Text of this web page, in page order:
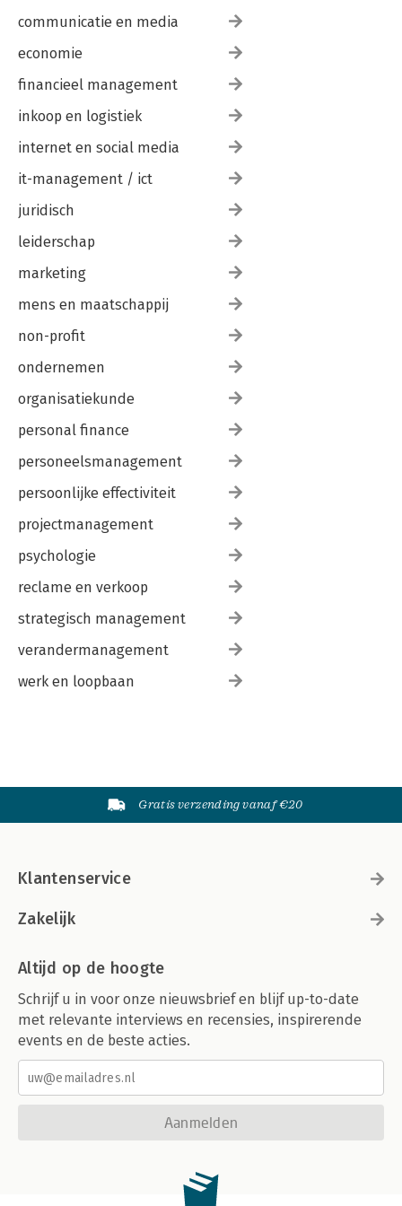
Samenvatting 359
Begrippenlijst 364
Antwoorden tussenvragen 379
Internet 389
Afkortingenlijst 391
Register 393
communicatie en media
economie
financieel management
inkoop en logistiek
internet en social media
it-management / ict
juridisch
leiderschap
marketing
mens en maatschappij
non-profit
ondernemen
organisatiekunde
personal finance
personeelsmanagement
persoonlijke effectiviteit
projectmanagement
psychologie
reclame en verkoop
strategisch management
verandermanagement
werk en loopbaan
Gratis verzending vanaf €20
Klantenservice
Zakelijk
Altijd op de hoogte
Schrijf u in voor onze nieuwsbrief en blijf up-to-date
met relevante interviews en recensies, inspirerende
events en de beste acties.
Aanmelden